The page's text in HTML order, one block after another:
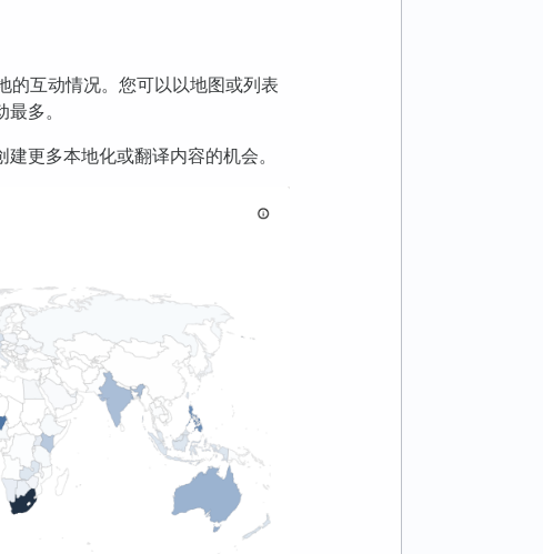
的互动情况。您可以以地图或列表
多。
更多本地化或翻译内容的机会。